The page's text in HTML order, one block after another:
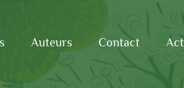
Auteurs Contact